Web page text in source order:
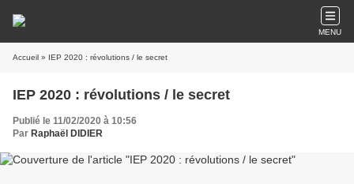
MENU
Accueil » IEP 2020 : révolutions / le secret
IEP 2020 : révolutions / le secret
Publié le 11/02/2020 à 10:56
Par Raphaël DIDIER